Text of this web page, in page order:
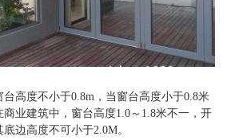
高度不小于0.8m，当窗台高度小于0.8米
业建筑中，窗台高度1.0～1.8米不一，开
边高度不可小于2.0M。